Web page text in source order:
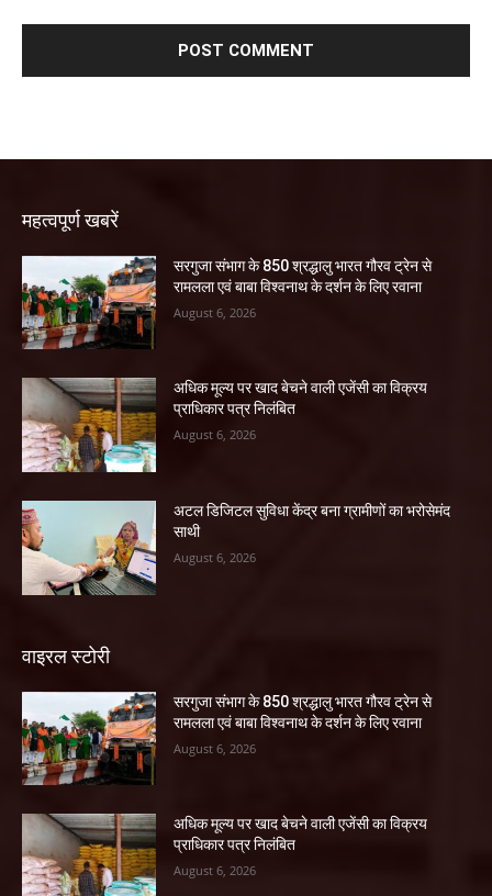
महत्वपूर्ण खबरें
सरगुजा संभाग के 850 श्रद्धालु भारत गौरव ट्रेन से
रामलला एवं बाबा विश्वनाथ के दर्शन के लिए रवाना
August 6, 2026
अधिक मूल्य पर खाद बेचने वाली एजेंसी का विक्रय
प्राधिकार पत्र निलंबित
August 6, 2026
अटल डिजिटल सुविधा केंद्र बना ग्रामीणों का भरोसेमंद
साथी
August 6, 2026
वाइरल स्टोरी
सरगुजा संभाग के 850 श्रद्धालु भारत गौरव ट्रेन से
रामलला एवं बाबा विश्वनाथ के दर्शन के लिए रवाना
August 6, 2026
अधिक मूल्य पर खाद बेचने वाली एजेंसी का विक्रय
प्राधिकार पत्र निलंबित
August 6, 2026